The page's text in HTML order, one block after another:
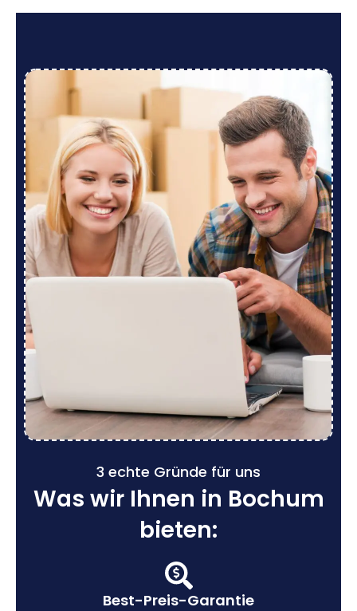
3 echte Gründe für uns
Was wir Ihnen in Bochum
bieten:
Best-Preis-Garantie